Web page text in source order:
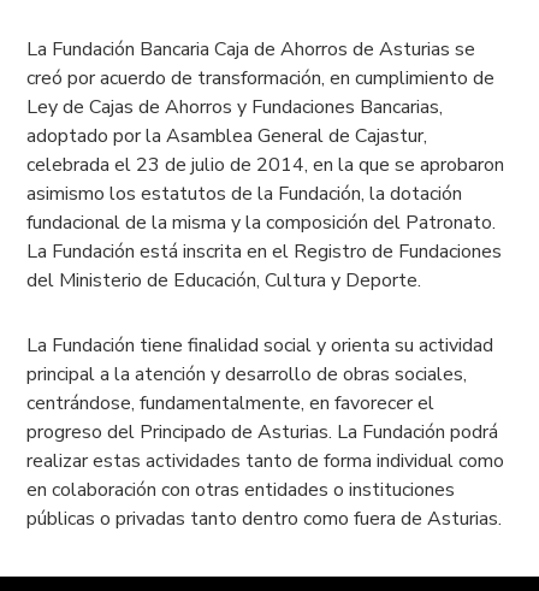
La Fundación Bancaria Caja de Ahorros de Asturias se
creó por acuerdo de transformación, en cumplimiento de
Ley de Cajas de Ahorros y Fundaciones Bancarias,
adoptado por la Asamblea General de Cajastur,
celebrada el 23 de julio de 2014, en la que se aprobaron
asimismo los estatutos de la Fundación, la dotación
fundacional de la misma y la composición del Patronato.
La Fundación está inscrita en el Registro de Fundaciones
del Ministerio de Educación, Cultura y Deporte.
La Fundación tiene finalidad social y orienta su actividad
principal a la atención y desarrollo de obras sociales,
centrándose, fundamentalmente, en favorecer el
progreso del Principado de Asturias. La Fundación podrá
realizar estas actividades tanto de forma individual como
en colaboración con otras entidades o instituciones
públicas o privadas tanto dentro como fuera de Asturias.